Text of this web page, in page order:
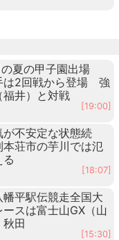
夏の甲子園出場
は2回戦から登場 強
福井）と対戦
[19:00]
不安定な状態続
荘市の芋川では氾
[18:07]
平駅伝競走全国大
スは富士山GX（山
田
[15:30]